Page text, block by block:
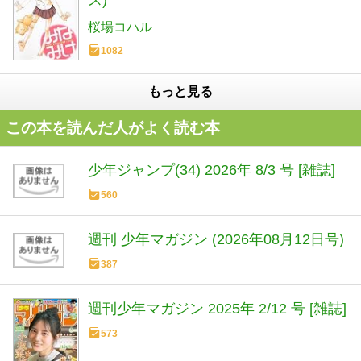
桜場コハル
1082
もっと見る
この本を読んだ人がよく読む本
少年ジャンプ(34) 2026年 8/3 号 [雑誌]
560
週刊 少年マガジン (2026年08月12日号)
387
週刊少年マガジン 2025年 2/12 号 [雑誌]
573